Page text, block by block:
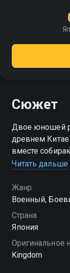
Сюжет
Двое юношей
древнем
вместе
судьбу и
Читать дальше
Жанр
Военный,
Страна
Япония
Оригинальное
Kingdom